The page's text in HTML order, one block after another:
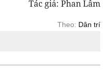
Tác giả: Phan Lâm
Theo: Dân trí